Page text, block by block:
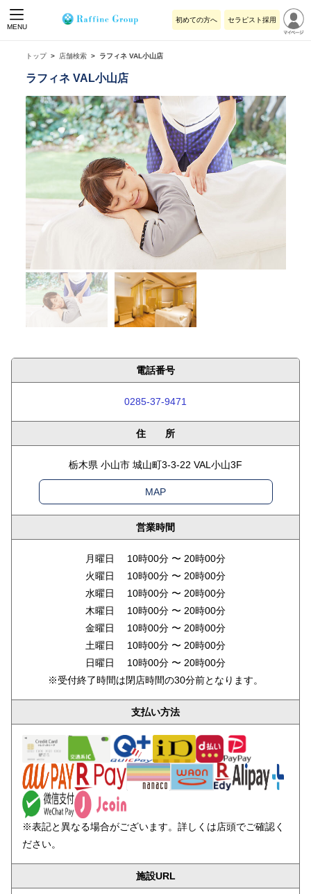
MENU
初めての方へ セラピスト採用
トップ 店舗検索 ラフィネ VAL小山店
ラフィネ VAL小山店
電話番号
0285-37-9471
住 所
栃木県 小山市 城山町3-3-22 VAL小山3F
MAP
営業時間
月曜日 10時00分 〜 20時00分
火曜日 10時00分 〜 20時00分
水曜日 10時00分 〜 20時00分
木曜日 10時00分 〜 20時00分
金曜日 10時00分 〜 20時00分
土曜日 10時00分 〜 20時00分
日曜日 10時00分 〜 20時00分
※受付終了時間は閉店時間の30分前となります。
支払い方法
※表記と異なる場合がございます。詳しくは店頭でご確認く
ださい。
施設URL